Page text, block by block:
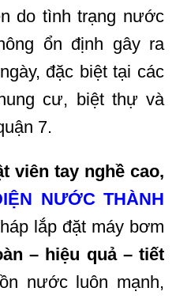
do tình trạng nước
ổn định gây ra
đặc biệt tại các
cư, biệt thự và
7.
viên tay nghề cao,
NƯỚC THÀNH
lắp đặt máy bơm
– hiệu quả – tiết
nước luôn mạnh,